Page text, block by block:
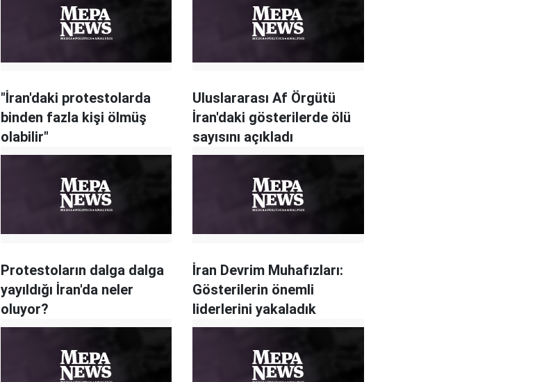
"İran'daki protestolarda
binden fazla kişi ölmüş
olabilir"
Uluslararası Af Örgütü
İran'daki gösterilerde ölü
sayısını açıkladı
Protestoların dalga dalga
yayıldığı İran'da neler
oluyor?
İran Devrim Muhafızları:
Gösterilerin önemli
liderlerini yakaladık